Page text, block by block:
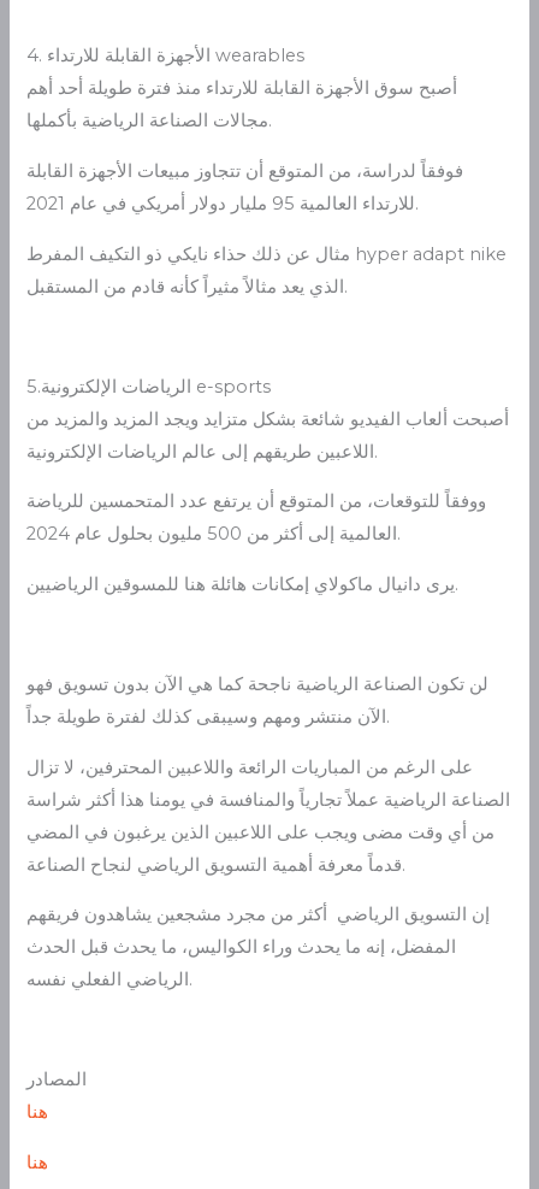
4. الأجهزة القابلة للارتداء wearables
أصبح سوق الأجهزة القابلة للارتداء منذ فترة طويلة أحد أهم
مجالات الصناعة الرياضية بأكملها.
فوفقاً لدراسة، من المتوقع أن تتجاوز مبيعات الأجهزة القابلة
للارتداء العالمية 95 مليار دولار أمريكي في عام 2021.
مثال عن ذلك حذاء نايكي ذو التكيف المفرط hyper adapt nike
الذي يعد مثالاً مثيراً كأنه قادم من المستقبل.
5.الرياضات الإلكترونية e-sports
أصبحت ألعاب الفيديو شائعة بشكل متزايد ويجد المزيد والمزيد من
اللاعبين طريقهم إلى عالم الرياضات الإلكترونية.
ووفقاً للتوقعات، من المتوقع أن يرتفع عدد المتحمسين للرياضة
العالمية إلى أكثر من 500 مليون بحلول عام 2024.
يرى دانيال ماكولاي إمكانات هائلة هنا للمسوقين الرياضيين.
لن تكون الصناعة الرياضية ناجحة كما هي الآن بدون تسويق فهو
الآن منتشر ومهم وسيبقى كذلك لفترة طويلة جداً.
على الرغم من المباريات الرائعة واللاعبين المحترفين، لا تزال
الصناعة الرياضية عملاً تجارياً والمنافسة في يومنا هذا أكثر شراسة
من أي وقت مضى ويجب على اللاعبين الذين يرغبون في المضي
قدماً معرفة أهمية التسويق الرياضي لنجاح الصناعة.
إن التسويق الرياضي أكثر من مجرد مشجعين يشاهدون فريقهم
المفضل، إنه ما يحدث وراء الكواليس، ما يحدث قبل الحدث
الرياضي الفعلي نفسه.
المصادر
هنا
هنا